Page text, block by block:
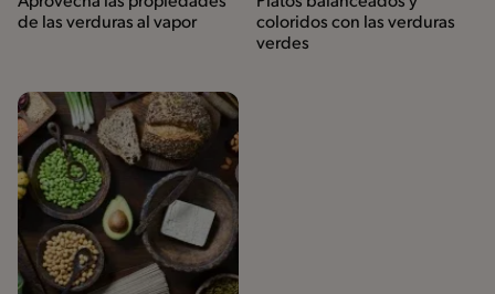
de las verduras al vapor
coloridos con las verduras
verdes